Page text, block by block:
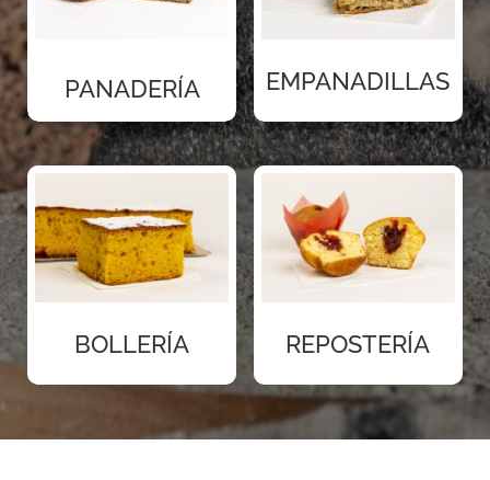
PANADERÍA EMPANADILLAS
BOLLERÍA REPOSTERÍA